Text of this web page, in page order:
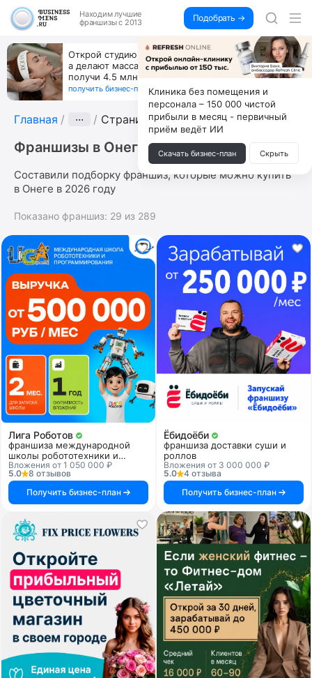
Находим лучшие
франшизы с 2013
Подобрать →
Открой студию, где не колют и не режут,
а делают массаж лица руками и в первый же год
получи 4.5 млн
получить бизнес-план ↓
Главная ··· Страница 7
Франшизы в Онеге
Составили подборку франшиз, которые можно купить
в Онеге в 2026 году
Показано франшиз: 29 из 289
Лига Роботов
франшиза международной
школы робототехники и
программирования
Вложения от 1 050 000 ₽
5.0
8 отзывов
Получить бизнес-план
Ёбидоёби
франшиза доставки суши и
роллов
Вложения от 3 000 000 ₽
5.0
4 отзыва
Получить бизнес-план
Клиника без помещения и
персонала – 150 000 чистой
прибыли в месяц - первичный
приём ведёт ИИ
Скачать бизнес-план Скрыть